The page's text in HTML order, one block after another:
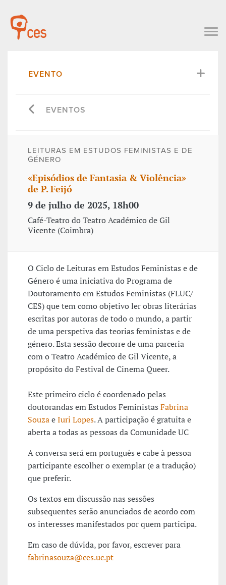
EVENTO
EVENTOS
LEITURAS EM ESTUDOS FEMINISTAS E DE
GÉNERO
«Episódios de Fantasia & Violência»
de P. Feijó
9 de julho de 2025, 18h00
Café-Teatro do Teatro Académico de Gil
Vicente (Coimbra)
O Ciclo de Leituras em Estudos Feministas e de
Género é uma iniciativa do Programa de
Doutoramento em Estudos Feministas (FLUC/
CES) que tem como objetivo ler obras literárias
escritas por autoras de todo o mundo, a partir
de uma perspetiva das teorias feministas e de
género. Esta sessão decorre de uma parceria
com o Teatro Académico de Gil Vicente, a
propósito do Festival de Cinema Queer.
Este primeiro ciclo é coordenado pelas
doutorandas em Estudos Feministas Fabrina
SouzaeIuri Lopes. A participação é gratuita e
aberta a todas as pessoas da Comunidade UC
A conversa será em português e cabe à pessoa
participante escolher o exemplar (e a tradução)
que preferir.
Os textos em discussão nas sessões
subsequentes serão anunciados de acordo com
os interesses manifestados por quem participa.
Em caso de dúvida, por favor, escrever para
fabrinasouza@ces.uc.pt